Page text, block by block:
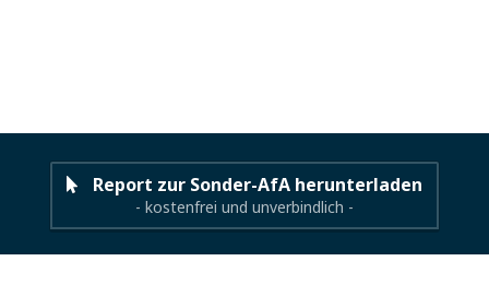
Report zur Sonder-AfA herunterladen
- kostenfrei und unverbindlich -